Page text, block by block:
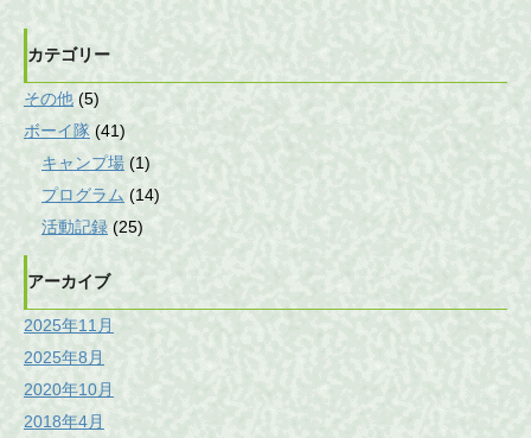
カテゴリー
その他 (5)
ボーイ隊 (41)
キャンプ場 (1)
プログラム (14)
活動記録 (25)
アーカイブ
2025年11月
2025年8月
2020年10月
2018年4月